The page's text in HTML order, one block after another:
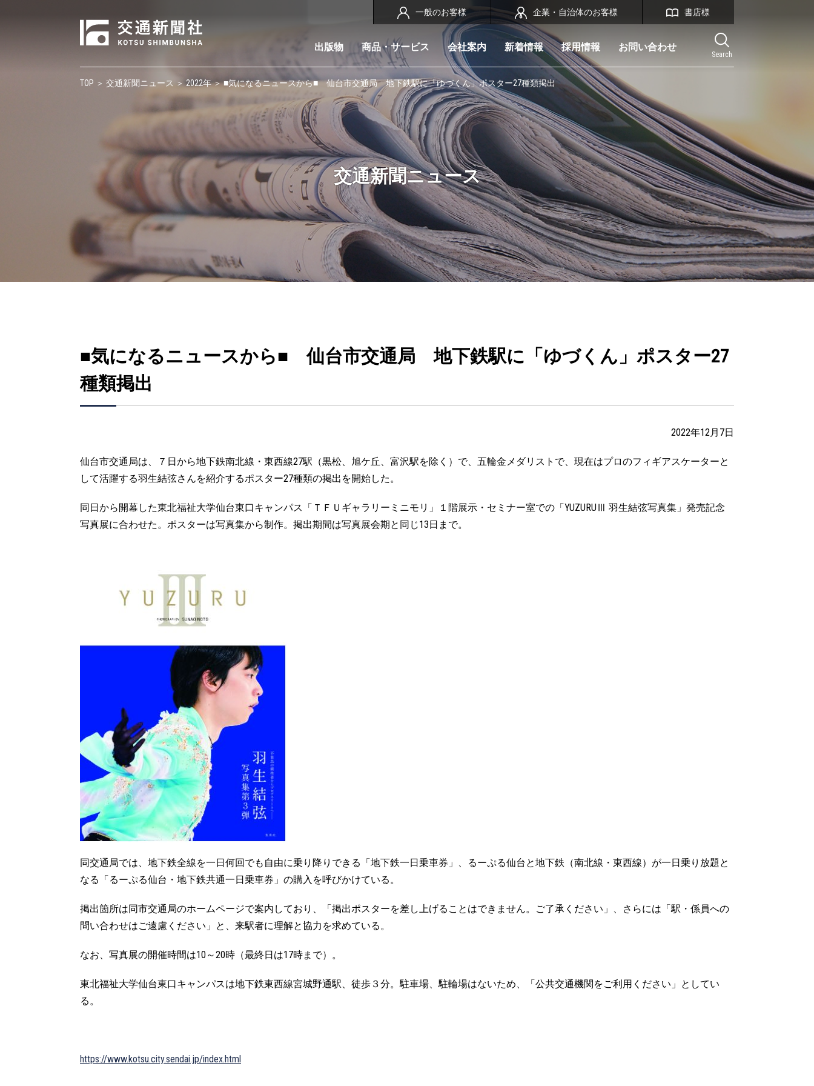
Search
出版物 商品・サービス 会社案内 新着情報 採用情報 お問い合わせ
一般のお客様 企業・自治体のお客様 書店様
TOP ＞ 交通新聞ニュース ＞ 2022年＞ ■気になるニュースから■ 仙台市交通局 地下鉄駅に「ゆづくん」ポスター27種類掲出
交通新聞ニュース
■気になるニュースから■ 仙台市交通局 地下鉄駅に「ゆづくん」ポスター27
種類掲出
2022年12月7日
仙台市交通局は、７日から地下鉄南北線・東西線27駅（黒松、旭ケ丘、富沢駅を除く）で、五輪金メダリストで、現在はプロのフィギアスケーターと
して活躍する羽生結弦さんを紹介するポスター27種類の掲出を開始した。
同日から開幕した東北福祉大学仙台東口キャンパス「ＴＦＵギャラリーミニモリ」１階展示・セミナー室での「YUZURUⅢ 羽生結弦写真集」発売記念
写真展に合わせた。ポスターは写真集から制作。掲出期間は写真展会期と同じ13日まで。
同交通局では、地下鉄全線を一日何回でも自由に乗り降りできる「地下鉄一日乗車券」、るーぷる仙台と地下鉄（南北線・東西線）が一日乗り放題と
なる「るーぷる仙台・地下鉄共通一日乗車券」の購入を呼びかけている。
掲出箇所は同市交通局のホームページで案内しており、「掲出ポスターを差し上げることはできません。ご了承ください」、さらには「駅・係員への
問い合わせはご遠慮ください」と、来駅者に理解と協力を求めている。
なお、写真展の開催時間は10～20時（最終日は17時まで）。
東北福祉大学仙台東口キャンパスは地下鉄東西線宮城野通駅、徒歩３分。駐車場、駐輪場はないため、「公共交通機関をご利用ください」としてい
る。
https://www.kotsu.city.sendai.jp/index.html